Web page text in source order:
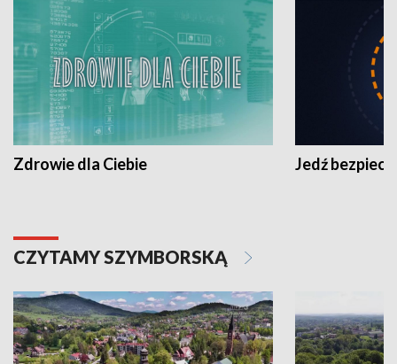
Zdrowie dla Ciebie Jedź
CZYTAMY SZYMBORSKĄ